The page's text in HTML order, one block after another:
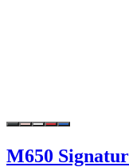
M650